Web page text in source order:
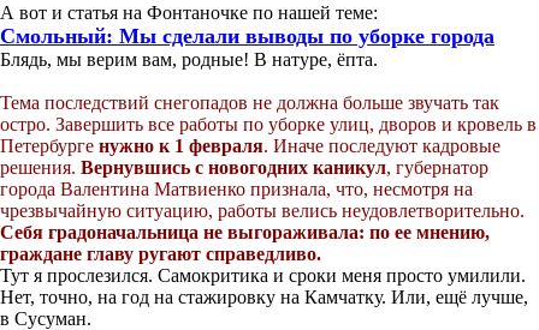
А вот и статья на Фонтаночке по нашей теме:
Смольный: Мы сделали выводы по уборке города
Блядь, мы верим вам, родные! В натуре, ёпта.
Тема последствий снегопадов не должна больше звучать так
остро. Завершить все работы по уборке улиц, дворов и кровель в
Петербурге нужно к 1 февраля. Иначе последуют кадровые
решения. Вернувшись с новогодних каникул, губернатор
города Валентина Матвиенко признала, что, несмотря на
чрезвычайную ситуацию, работы велись неудовлетворительно.
Себя градоначальница не выгораживала: по ее мнению,
граждане главу ругают справедливо.
Тут я прослезился. Самокритика и сроки меня просто умилили.
Нет, точно, на год на стажировку на Камчатку. Или, ещё лучше,
в Сусуман.